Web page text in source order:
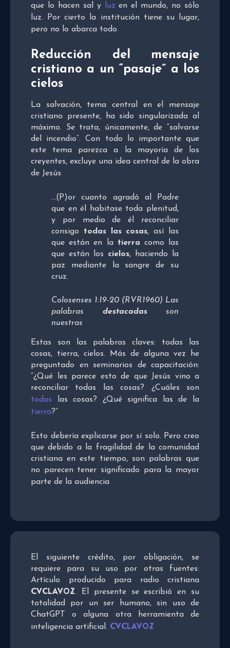
que lo hacen sal y luz en el mundo, no sólo
luz. Por cierto la institución tiene su lugar,
pero no lo abarca todo.
Reducción del mensaje
cristiano a un “pasaje” a los
cielos
La salvación, tema central en el mensaje
cristiano presente, ha sido singularizada al
máximo. Se trata, únicamente, de “salvarse
del incendio”. Con todo lo importante que
este tema parezca a la mayoría de los
creyentes, excluye una idea central de la obra
de Jesús:
…(P)or cuanto agradó al Padre
que en él habitase toda plenitud,
y por medio de él reconciliar
consigo todas las cosas, así las
que están en la tierra como las
que están los cielos, haciendo la
paz mediante la sangre de su
cruz.
Colosenses 1:19-20 (RVR1960) Las
palabras destacadasson
nuestras
Estas son las palabras claves: todas las
cosas, tierra, cielos. Más de alguna vez he
preguntado en seminarios de capacitación:
“¿Qué les parece esto de que Jesús vino a
reconciliar todas las cosas? ¿Cuáles son
todas las cosas? ¿Qué significa las de la
tierra?”
Esto debería explicarse por sí solo. Pero creo
que debido a la fragilidad de la comunidad
cristiana en este tiempo, son palabras que
no parecen tener significado para la mayor
parte de la audiencia.
El siguiente crédito, por obligación, se
requiere para su uso por otras fuentes:
Artículo producido para radio cristiana
CVCLAVOZ. El presente se escribió en su
totalidad por un ser humano, sin uso de
ChatGPT o alguna otra herramienta de
inteligencia artificial. CVCLAVOZ